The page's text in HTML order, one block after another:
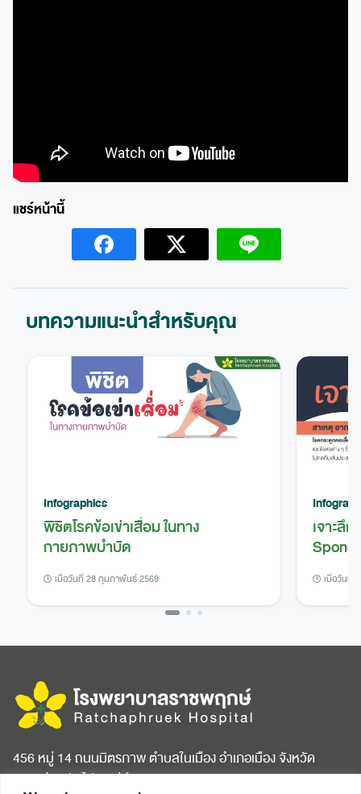
บทความแนะนำสำหรับคุณ
Infographics
พิชิตโรคข้อเข่าเสื่อม ในทาง
กายภาพบำบัด
เมื่อวันที่ 28 กุมภาพันธ์ 2569
เจาะลึ
เมื่อวันที่
456 หมู่ 14 ถนนมิตรภาพ ตำบลในเมือง อำเภอเมือง จังหวัด
ขอนแก่น รหัสไปรษณีย์ 40000